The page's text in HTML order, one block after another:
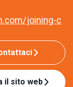
joining-c
il sito web